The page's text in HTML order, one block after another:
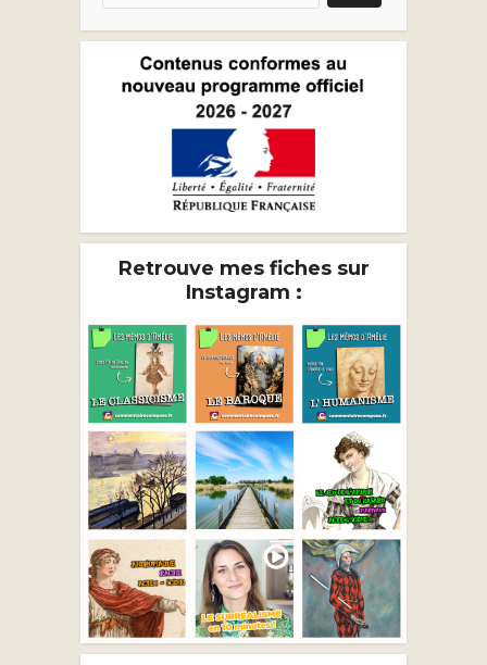
Retrouve mes fiches sur
Instagram :